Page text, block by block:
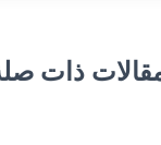
ذات